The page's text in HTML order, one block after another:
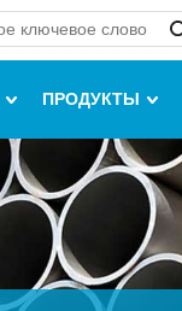
ПРОДУКТЫ